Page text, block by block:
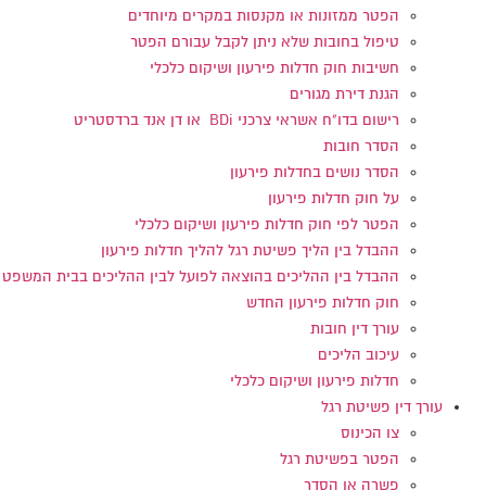
הפטר ממזונות או מקנסות במקרים מיוחדים
טיפול בחובות שלא ניתן לקבל עבורם הפטר
חשיבות חוק חדלות פירעון ושיקום כלכלי
הגנת דירת מגורים
רישום בדו"ח אשראי צרכני BDi או דן אנד ברדסטריט
הסדר חובות
הסדר נושים בחדלות פירעון
על חוק חדלות פירעון
הפטר לפי חוק חדלות פירעון ושיקום כלכלי
ההבדל בין הליך פשיטת רגל להליך חדלות פירעון
ההבדל בין ההליכים בהוצאה לפועל לבין ההליכים בבית המשפט
חוק חדלות פירעון החדש
עורך דין חובות
עיכוב הליכים
חדלות פירעון ושיקום כלכלי
עורך דין פשיטת רגל
צו הכינוס
הפטר בפשיטת רגל
פשרה או הסדר